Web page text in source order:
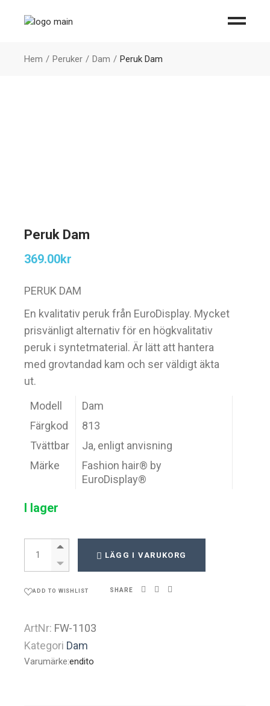
Hem Peruker Dam Peruk Dam
Peruk Dam
369.00kr
PERUK DAM
En kvalitativ peruk från EuroDisplay. Mycket
prisvänligt alternativ för en högkvalitativ
peruk i syntetmaterial. Är lätt att hantera
med grovtandad kam och ser väldigt äkta
ut.
Modell
Dam
Färgkod
813
Tvättbar
Ja, enligt anvisning
Märke
Fashion hair® by
EuroDisplay®
I lager
Peruk Dam quantity
LÄGG I VARUKORG
ADD TO WISHLIST SHARE
ArtNr: FW-1103
Kategori Dam
Varumärke:endito